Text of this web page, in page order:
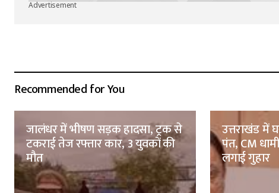
Advertisement
Recommended for You
जालंधर में भीषण सड़क हादसा, ट्रक से
टकराई तेज रफ्तार कार, 3 युवकों की
मौत
उत्तराखंड में
पंत, CM
लगाई गुहार